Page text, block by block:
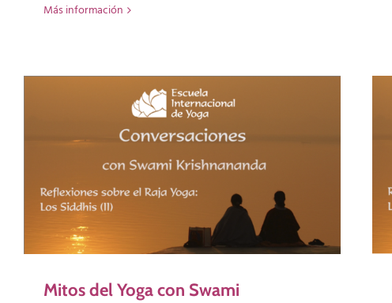
Más información
Mitos del Yoga con Swami